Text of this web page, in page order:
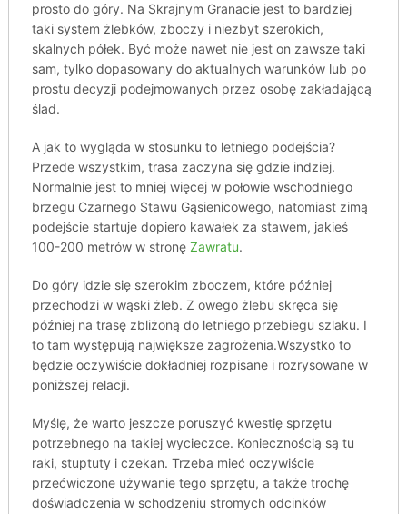
prosto do góry. Na Skrajnym Granacie jest to bardziej
taki system żlebków, zboczy i niezbyt szerokich,
skalnych półek. Być może nawet nie jest on zawsze taki
sam, tylko dopasowany do aktualnych warunków lub po
prostu decyzji podejmowanych przez osobę zakładającą
ślad.
A jak to wygląda w stosunku to letniego podejścia?
Przede wszystkim, trasa zaczyna się gdzie indziej.
Normalnie jest to mniej więcej w połowie wschodniego
brzegu Czarnego Stawu Gąsienicowego, natomiast zimą
podejście startuje dopiero kawałek za stawem, jakieś
100-200 metrów w stronę Zawratu.
Do góry idzie się szerokim zboczem, które później
przechodzi w wąski żleb. Z owego żlebu skręca się
później na trasę zbliżoną do letniego przebiegu szlaku. I
to tam występują największe zagrożenia.Wszystko to
będzie oczywiście dokładniej rozpisane i rozrysowane w
poniższej relacji.
Myślę, że warto jeszcze poruszyć kwestię sprzętu
potrzebnego na takiej wycieczce. Koniecznością są tu
raki, stuptuty i czekan. Trzeba mieć oczywiście
przećwiczone używanie tego sprzętu, a także trochę
doświadczenia w schodzeniu stromych odcinków